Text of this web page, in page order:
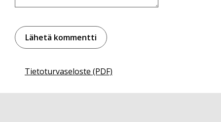
Tietoturvaseloste (PDF)